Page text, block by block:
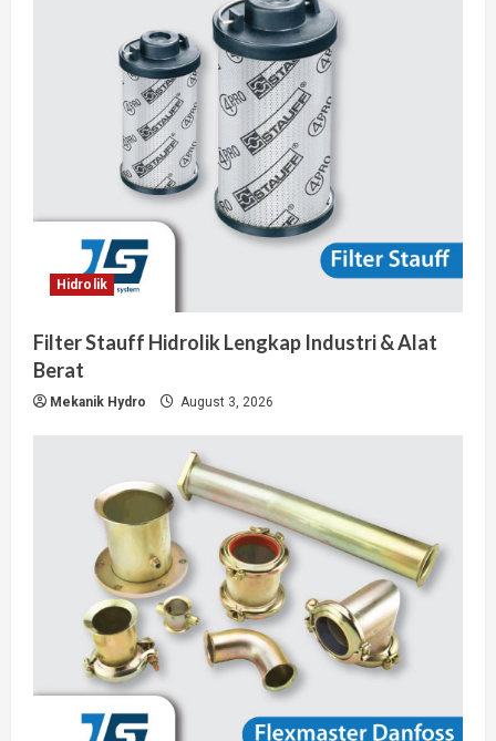
Hidrolik
Filter Stauff Hidrolik Lengkap Industri & Alat
Berat
Mekanik Hydro August 3, 2026